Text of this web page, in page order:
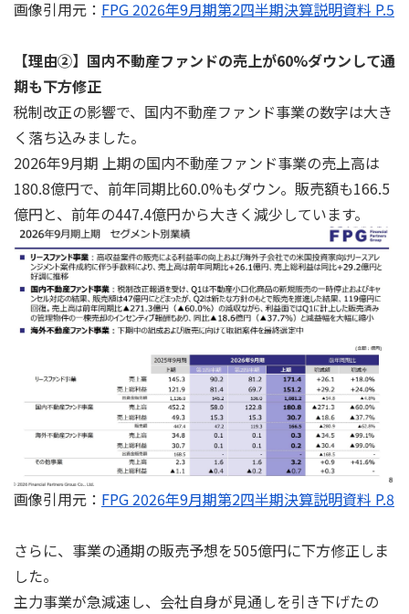
画像引用元： FPG 2026年9月期第2四半期決算説明資料 P.5
【理由②】国内不動産ファンドの売上が60%ダウンして通
期も下方修正
税制改正の影響で、国内不動産ファンド事業の数字は大き
く落ち込みました。
2026年9月期 上期の国内不動産ファンド事業の売上高は
180.8億円で、前年同期比60.0%もダウン。販売額も166.5
億円と、前年の447.4億円から大きく減少しています。
画像引用元： FPG 2026年9月期第2四半期決算説明資料 P.8
さらに、事業の通期の販売予想を505億円に下方修正しま
した。
主力事業が急減速し、会社自身が見通しを引き下げたの